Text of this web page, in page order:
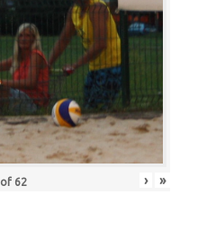
of 62 › »